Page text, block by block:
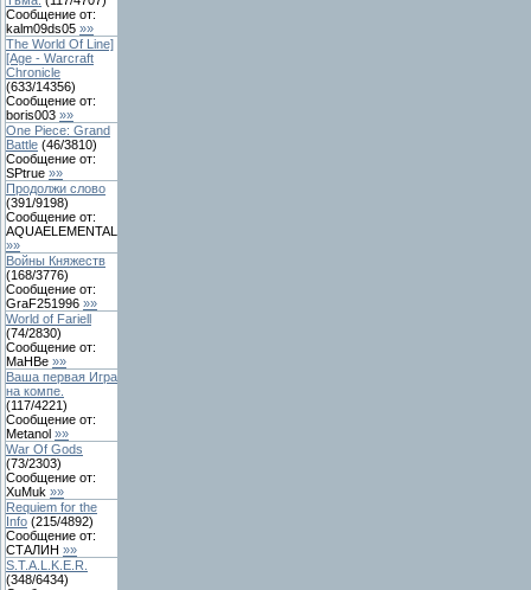
Сообщение от:
kalm09ds05 »»
The World Of Line]
[Age - Warcraft
Chronicle
(633/14356)
Сообщение от:
boris003 »»
One Piece: Grand
Battle (46/3810)
Сообщение от:
SPtrue »»
Продолжи слово
(391/9198)
Сообщение от:
AQUAELEMENTAL
»»
Войны Княжеств
(168/3776)
Сообщение от:
GraF251996 »»
World of Fariell
(74/2830)
Сообщение от:
MaHBe »»
Ваша первая Игра
на компе.
(117/4221)
Сообщение от:
Metanol »»
War Of Gods
(73/2303)
Сообщение от:
XuMuk »»
Requiem for the
Info (215/4892)
Сообщение от:
СТАЛИН »»
S.T.A.L.K.E.R.
(348/6434)